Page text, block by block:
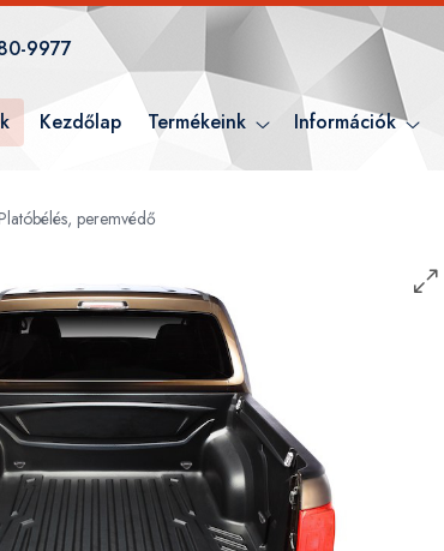
9977
Kezdőlap Termékeink Információk
peremvédő